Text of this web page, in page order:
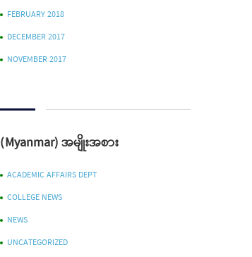
FEBRUARY 2018
DECEMBER 2017
NOVEMBER 2017
(Myanmar) အမျိုးအစား
ACADEMIC AFFAIRS DEPT
COLLEGE NEWS
NEWS
UNCATEGORIZED